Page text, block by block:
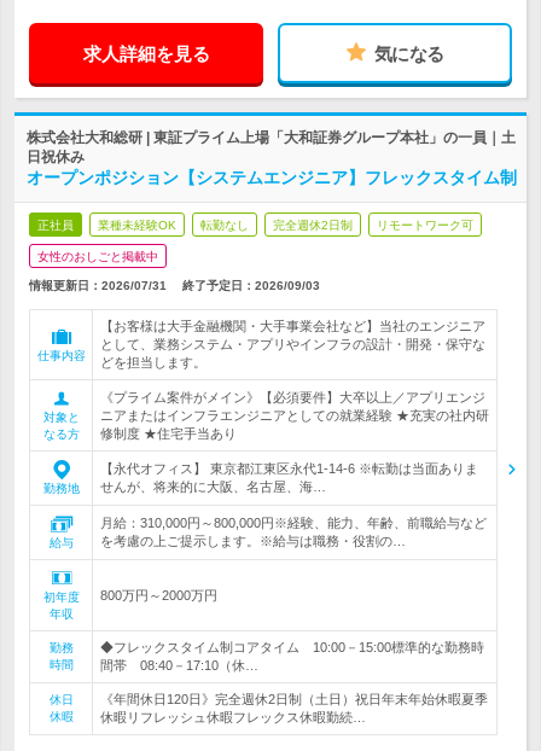
求人詳細を見る 気になる
株式会社大和総研 | 東証プライム上場「大和証券グループ本社」の一員｜土
日祝休み
オープンポジション【システムエンジニア】フレックスタイム制
正社員 業種未経験OK 転勤なし 完全週休2日制 リモートワーク可
女性のおしごと掲載中
情報更新日：2026/07/31 終了予定日： 2026/09/03
仕事内容
【お客様は大手金融機関・大手事業会社など】当社のエンジニア
として、業務システム・アプリやインフラの設計・開発・保守な
どを担当します。
対象と
なる方
《プライム案件がメイン》【必須要件】大卒以上／アプリエンジ
ニアまたはインフラエンジニアとしての就業経験 ★充実の社内研
修制度 ★住宅手当あり
勤務地
【永代オフィス】 東京都江東区永代1-14-6 ※転勤は当面ありま
せんが、将来的に大阪、名古屋、海…
給与
月給：310,000円～800,000円※経験、能力、年齢、前職給与など
を考慮の上ご提示します。※給与は職務・役割の…
初年度
年収
800万円～2000万円
勤務
時間
◆フレックスタイム制コアタイム 10:00－15:00標準的な勤務時
間帯 08:40－17:10（休…
休日
休暇
《年間休日120日》完全週休2日制（土日）祝日年末年始休暇夏季
休暇リフレッシュ休暇フレックス休暇勤続…